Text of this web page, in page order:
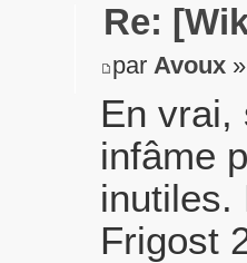
Re:
par Avoux
En vrai,
infâme
inutiles.
Frigost